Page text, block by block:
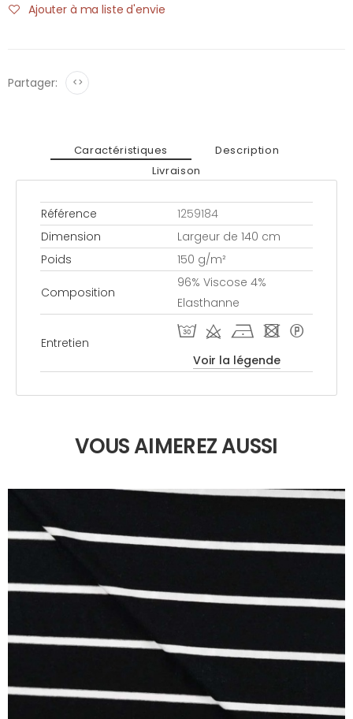
Ajouter à ma liste d'envie
Partager: <>
Caractéristiques
Description
Livraison
Référence
1259184
Dimension
Largeur de 140 cm
Poids
150 g/m²
Composition
96% Viscose 4%
Elasthanne
Entretien
T d h - *
Voir la légende
VOUS AIMEREZ AUSSI